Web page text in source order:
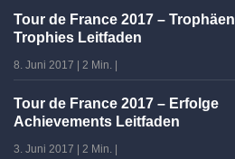
Tour de France 2017 – Trophäen
Trophies Leitfaden
8. Juni 2017 2 Min.
Tour de France 2017 – Erfolge
Achievements Leitfaden
3. Juni 2017 2 Min.